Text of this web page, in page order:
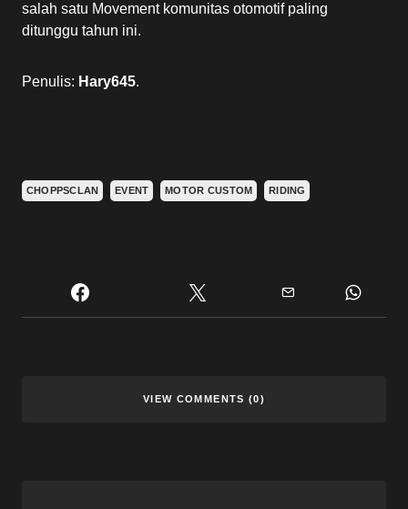
salah satu Movement komunitas otomotif paling
ditunggu tahun ini.
Penulis: Hary645.
CHOPPSCLAN EVENT MOTOR CUSTOM RIDING
VIEW COMMENTS (0)